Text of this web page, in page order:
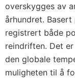
overskygges av
århundret.
registrert både
reindriften. Det
den globale
muligheten til å